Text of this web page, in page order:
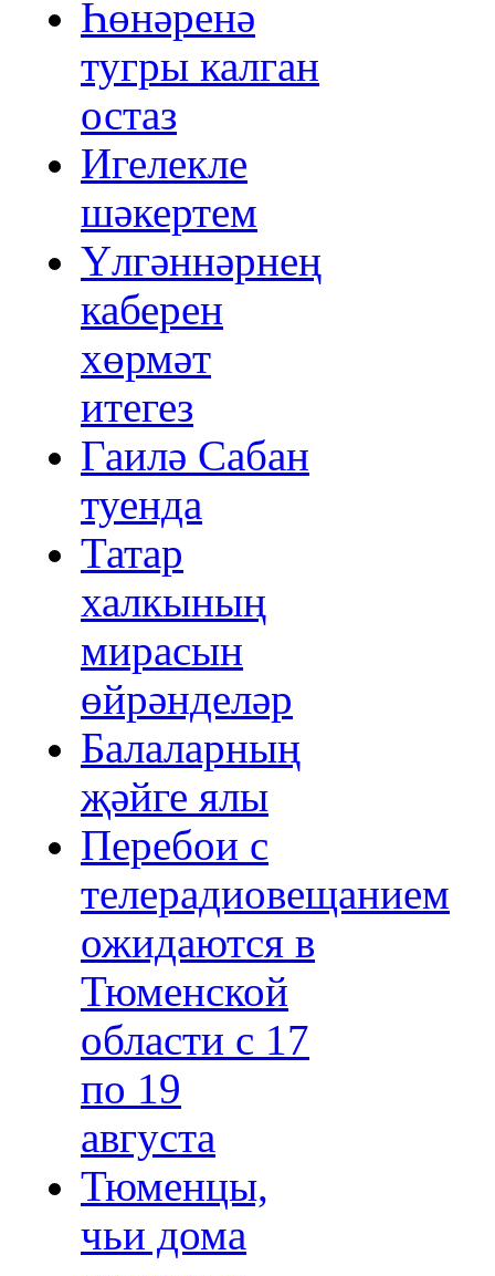
Һөнәренә
тугры калган
остаз
Игелекле
шәкертем
Үлгәннәрнең
каберен
хөрмәт
итегез
Гаилә Сабан
туенда
Татар
халкының
мирасын
өйрәнделәр
Балаларның
җәйге ялы
Перебои с
телерадиовещанием
ожидаются в
Тюменской
области с 17
по 19
августа
Тюменцы,
чьи дома